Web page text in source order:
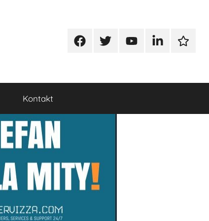
FacebookTwitterYoutubeLinkedinGoogle
Kontakt